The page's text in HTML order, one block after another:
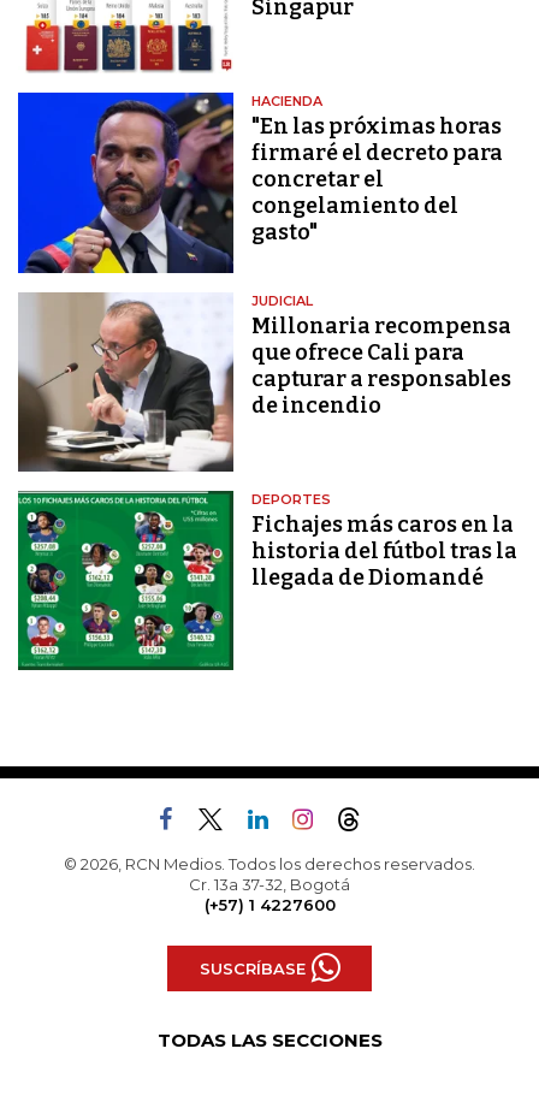
Singapur
HACIENDA
"En las próximas horas
firmaré el decreto para
concretar el
congelamiento del
gasto"
JUDICIAL
Millonaria recompensa
que ofrece Cali para
capturar a responsables
de incendio
DEPORTES
Fichajes más caros en la
historia del fútbol tras la
llegada de Diomandé
© 2026, RCN Medios. Todos los derechos reservados.
Cr. 13a 37-32, Bogotá
(+57) 1 4227600
SUSCRÍBASE
TODAS LAS SECCIONES